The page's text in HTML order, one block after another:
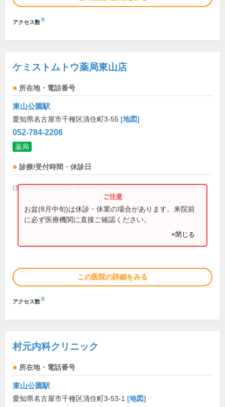
アクセス数※
ケミストムトウ薬局東山店
所在地・電話番号
東山公園駅
愛知県名古屋市千種区清住町3-55 [地図]
052-784-2206
薬局
診療/受付時間・休診日
(営業時間は直接お問い合わせください)
お盆(8月中旬)は休診・休業の場合があります。来院前
に必ず医療機関に直接ご確認ください。
×閉じる
この医院の詳細をみる
アクセス数※
村元内科クリニック
所在地・電話番号
東山公園駅
愛知県名古屋市千種区清住町3-53-1 [地図]